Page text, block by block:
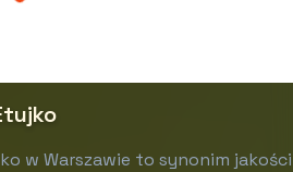
w Warszawie to synonim jakości